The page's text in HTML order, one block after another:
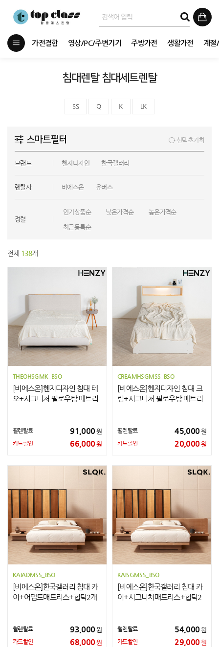
가전결합 영상/PC/주변기기 주방가전 생활가전 계절
침대렌탈 침대세트렌탈
SS Q K LK
스마트필터 선택초기화
브랜드 헨지디자인 한국갤러리
렌탈사 비에스온 유버스
정렬
인기상품순 낮은가격순 높은가격순
최근등록순
전체 138개
THEOHSGMK_BSO
[비에스온]헨지디자인 침대 테
오+시그니처 필로우탑 매트리
월렌탈료 91,000원
카드할인 66,000원
CREAMHSGMSS_BSO
[비에스온]헨지디자인 침대 크
림+시그니처 필로우탑 매트리
월렌탈료 45,000원
카드할인 20,000원
KAIADMSS_BSO
[비에스온]한국갤러리 침대 카
이+어댑트매트리스+협탁2개
월렌탈료 93,000원
카드할인 68,000원
KAISGMSS_BSO
[비에스온]한국갤러리 침대 카
이+시그니처매트리스+협탁2
월렌탈료 54,000원
카드할인 29,000원